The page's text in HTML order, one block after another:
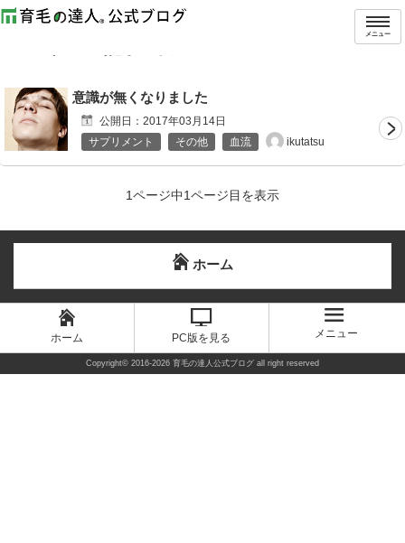
メニュー
トップ タグ：血栓
意識が無くなりました
公開日： 2017年03月14日
サプリメント
その他 血流 ikutatsu
1ページ中1ページ目を表示
ホーム
ホーム PC版を見る メニュー
Copyright© 2016-2026 育毛の達人公式ブログ all right reserved